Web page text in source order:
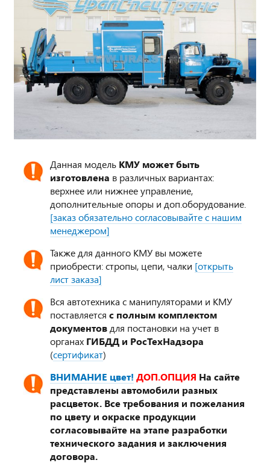
Данная модель КМУ может быть
изготовлена в различных вариантах:
верхнее или нижнее управление,
дополнительные опоры и доп.оборудование.
[заказ обязательно согласовывайте с нашим
менеджером]
Также для данного КМУ вы можете
приобрести: стропы, цепи, чалки [открыть
лист заказа]
Вся автотехника с манипуляторами и КМУ
поставляется с полным комплектом
документов для постановки на учет в
органах ГИБДД и РосТехНадзора
(сертификат)
ВНИМАНИЕ цвет! ДОП.ОПЦИЯ На сайте
представлены автомобили разных
расцветок. Все требования и пожелания
по цвету и окраске продукции
согласовывайте на этапе разработки
технического задания и заключения
договора.